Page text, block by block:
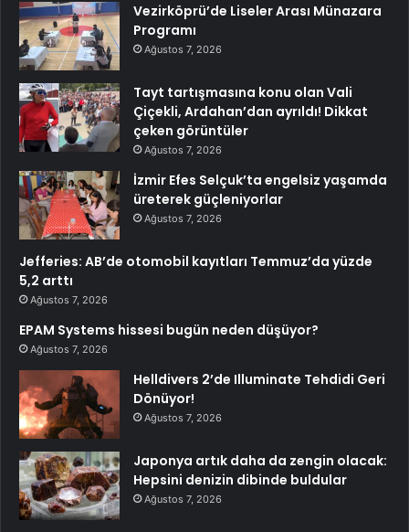
Vezirköprü’de Liseler Arası Münazara
Programı
Ağustos 7, 2026
Tayt tartışmasına konu olan Vali
Çiçekli, Ardahan’dan ayrıldı! Dikkat
çeken görüntüler
Ağustos 7, 2026
İzmir Efes Selçuk’ta engelsiz yaşamda
üreterek güçleniyorlar
Ağustos 7, 2026
Jefferies: AB’de otomobil kayıtları Temmuz’da yüzde
5,2 arttı
Ağustos 7, 2026
EPAM Systems hissesi bugün neden düşüyor?
Ağustos 7, 2026
Helldivers 2’de Illuminate Tehdidi Geri
Dönüyor!
Ağustos 7, 2026
Japonya artık daha da zengin olacak:
Hepsini denizin dibinde buldular
Ağustos 7, 2026